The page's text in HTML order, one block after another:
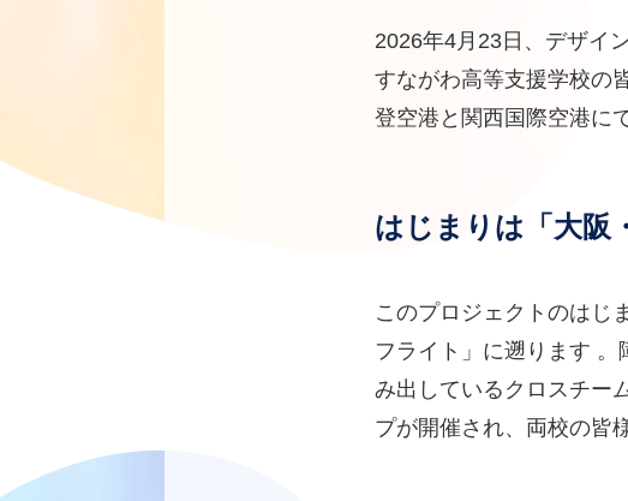
2026年4月23日、デザイ
すながわ高等支援学校の
登空港と関西国際空港に
はじまりは「大阪
このプロジェクトのはじ
フライト」に遡ります
み出しているクロスチー
プが開催され、両校の皆